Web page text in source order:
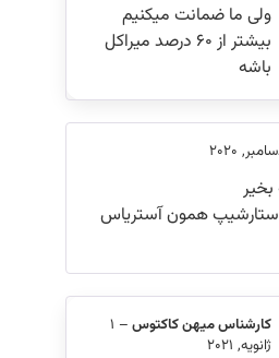
ما ضمانت میکنیم
بیشتر از ۶۰ درصد میراکل
همون آستریاس
میهن کاکتوس–
1